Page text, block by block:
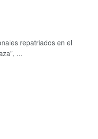
repatriados en el
...